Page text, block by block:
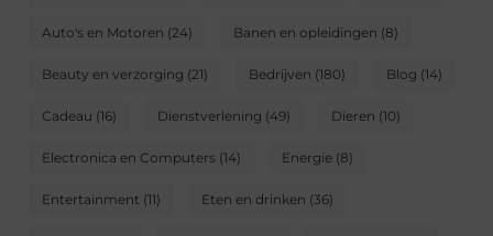
Auto's en Motoren (24) Banen en opleidingen (8)
Beauty en verzorging (21) Bedrijven (180) Blog (14)
Cadeau (16) Dienstverlening (49) Dieren (10)
Electronica en Computers (14) Energie (8)
Entertainment (11) Eten en drinken (36)